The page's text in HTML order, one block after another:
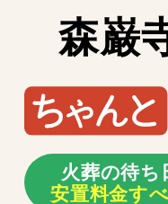
森巌
火葬の待ち
安置料金す